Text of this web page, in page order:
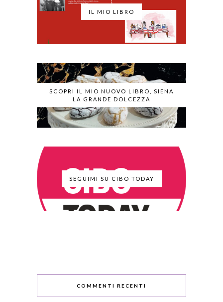
IL MIO LIBRO
SCOPRI IL MIO NUOVO LIBRO, SIENA
LA GRANDE DOLCEZZA
SEGUIMI SU CIBO TODAY
COMMENTI RECENTI